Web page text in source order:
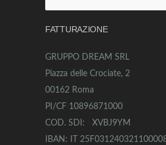
per:
FATTURAZIONE
GRUPPO DREAM SRL
Piazza delle Crociate, 2
00162 Roma
PI/CF 10896871000
COD. SDI: XVBJ9YM
IBAN: IT